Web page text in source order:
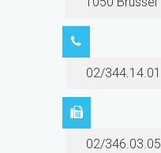
02/344.14.01
02/346.03.05